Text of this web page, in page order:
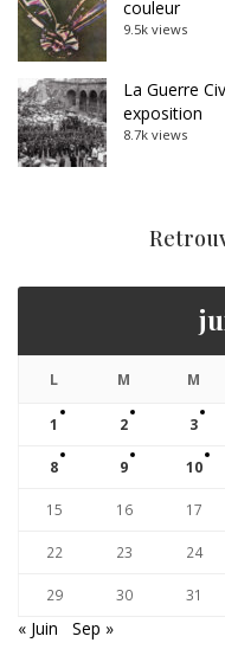
couleur
9.5k views
La Guerre
exposition
8.7k views
L M M
1 2 3
8 9 10
15 16 17
22 23 24
29 30 31
« Juin Sep »